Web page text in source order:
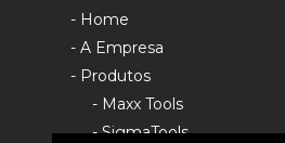
- Home
- A Empresa
- Produtos
- Maxx Tools
- SigmaTools